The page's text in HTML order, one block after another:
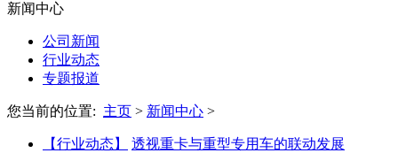
新闻中心
公司新闻
行业动态
专题报道
您当前的位置: 主页 > 新闻中心 >
【行业动态】
透视重卡与重型专用车的联动发展